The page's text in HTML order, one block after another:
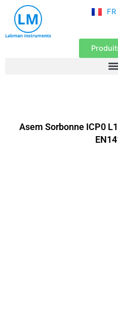
contenu
FR
EN
Asem Sorbonne ICP0